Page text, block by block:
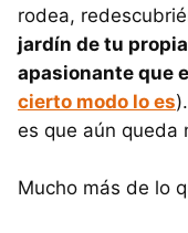
rodea,
jardín de tu
apasionante que
cierto modo lo es
es que aún queda
Mucho más de lo